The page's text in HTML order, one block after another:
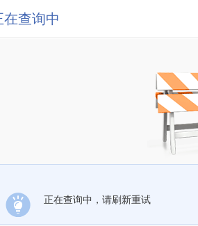
在查询中
正在查询中，请刷新重试